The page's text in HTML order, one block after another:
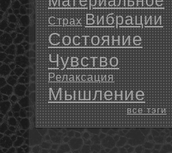
Страх Вибрации
Состояние
Чувство
Релаксация
Мышление
все тэги